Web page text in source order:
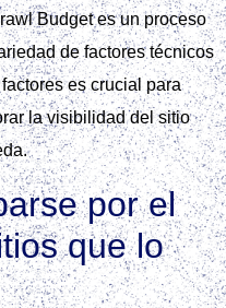
Budget es un proceso
de factores técnicos
es crucial para
la visibilidad del sitio
por el
que lo